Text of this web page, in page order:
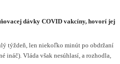
dávkyCOVID vakcíny, hovorí jej
týždeň, len niekoľko minút po obdržaní
ináč). Vláda však nesúhlasí, a rozhodla,